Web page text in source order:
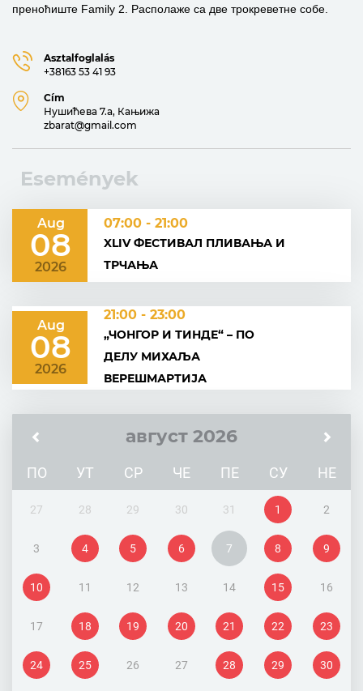
преноћиште Family 2. Располаже са две трокреветне собе.
Asztalfoglalás
+38163 53 41 93
Cím
Нушићева 7.a, Кањижа
zbarat@gmail.com
Események
Aug
08
2026
07:00 - 21:00
XLIV ФЕСТИВАЛ ПЛИВАЊА И
ТРЧАЊА
Aug
08
2026
21:00 - 23:00
„ЧОНГОР И ТИНДЕ“ – ПО
ДЕЛУ МИХАЉА
ВЕРЕШМАРТИЈА
август 2026
ПО УТ СР ЧЕ ПЕ СУ НЕ
27 28 29 30 31 1 2
3 4 5 6 7 8 9
10 11 12 13 14 15 16
17 18 19 20 21 22 23
24 25 26 27 28 29 30